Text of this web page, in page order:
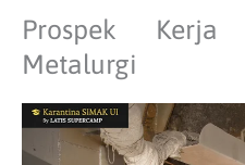
Prospek Kerja
Metalurgi